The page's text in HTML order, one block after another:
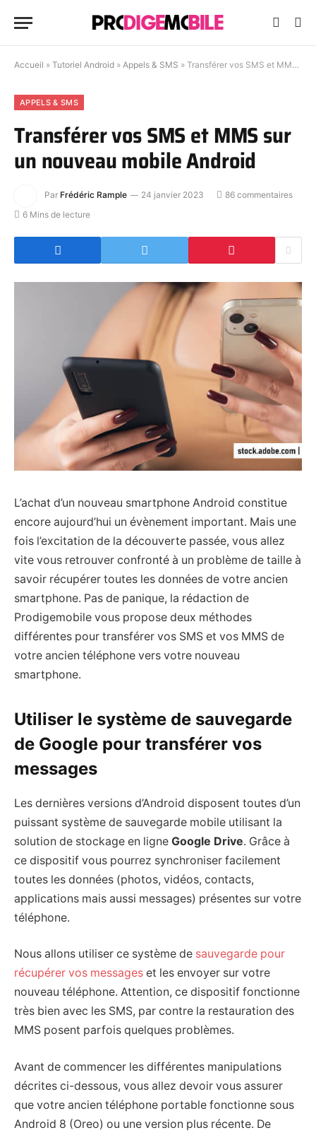
Accueil » Tutoriel Android » Appels & SMS » Transférer vos SMS et MMS sur un nouveau mobile Android
APPELS & SMS
Transférer vos SMS et MMS sur
un nouveau mobile Android
Par Frédéric Rample 24 janvier 2023
86 commentaires
6 Mins de lecture
L’achat d’un nouveau smartphone Android constitue
encore aujourd’hui un évènement important. Mais une
fois l’excitation de la découverte passée, vous allez
vite vous retrouver confronté à un problème de taille à
savoir récupérer toutes les données de votre ancien
smartphone. Pas de panique, la rédaction de
Prodigemobile vous propose deux méthodes
différentes pour transférer vos SMS et vos MMS de
votre ancien téléphone vers votre nouveau
smartphone.
Utiliser le système de sauvegarde
de Google pour transférer vos
messages
Les dernières versions d’Android disposent toutes d’un
puissant système de sauvegarde mobile utilisant la
solution de stockage en ligne Google Drive. Grâce à
ce dispositif vous pourrez synchroniser facilement
toutes les données (photos, vidéos, contacts,
applications mais aussi messages) présentes sur votre
téléphone.
Nous allons utiliser ce système de sauvegarde pour
récupérer vos messages et les envoyer sur votre
nouveau téléphone. Attention, ce dispositif fonctionne
très bien avec les SMS, par contre la restauration des
MMS posent parfois quelques problèmes.
Avant de commencer les différentes manipulations
décrites ci-dessous, vous allez devoir vous assurer
que votre ancien téléphone portable fonctionne sous
Android 8 (Oreo) ou une version plus récente. De